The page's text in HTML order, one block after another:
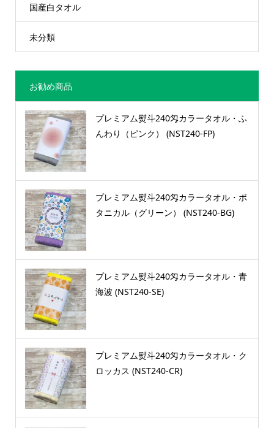
国産白タオル
未分類
お勧め商品
プレミアム熨斗240匁カラータオル・ふ
んわり（ピンク） (NST240-FP)
プレミアム熨斗240匁カラータオル・ボ
タニカル（グリーン） (NST240-BG)
プレミアム熨斗240匁カラータオル・青
海波 (NST240-SE)
プレミアム熨斗240匁カラータオル・ク
ロッカス (NST240-CR)